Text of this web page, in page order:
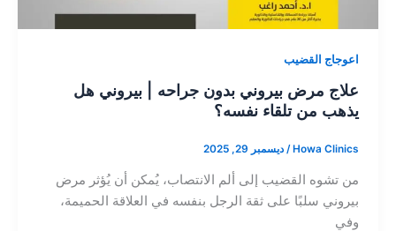
اعوجاج القضيب
علاج مرض بيروني بدون جراحه | بيروني هل
يذهب من تلقاء نفسه؟
Howa Clinics
/ ديسمبر 29, 2025
من تشوه القضيب إلى ألم الانتصاب، يُمكن أن يُؤثر مرض
بيروني سلبًا على ثقة الرجل بنفسه في العلاقة الحميمة،
وفي